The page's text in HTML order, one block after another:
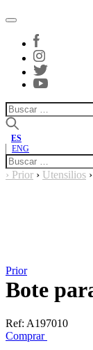
Buscar:
ES
ENG
Buscar:
› Prior › Utensilios ›
Prior
Bote
Ref: A197010
Comprar